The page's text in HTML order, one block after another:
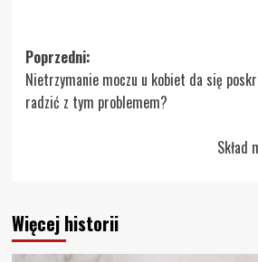
Zobacz
wpisy
Poprzedni:
Nietrzymanie moczu u kobiet da się
radzić z tym problemem?
Skład
Więcej historii